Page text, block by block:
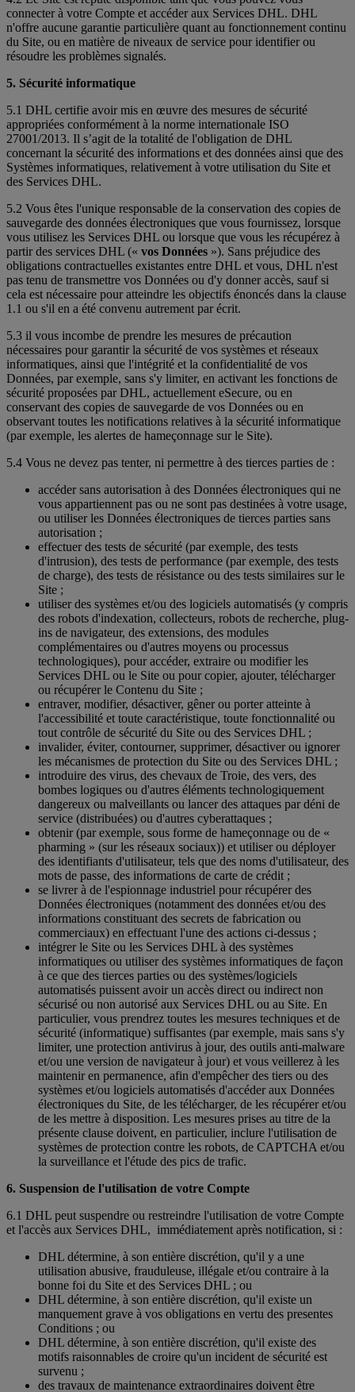
connecter à votre Compte et accéder aux Services DHL. DHL
n'offre aucune garantie particulière quant au fonctionnement continu
du Site, ou en matière de niveaux de service pour identifier ou
résoudre les problèmes signalés.
5. Sécurité informatique
5.1 DHL certifie avoir mis en œuvre des mesures de sécurité
appropriées conformément à la norme internationale ISO
27001/2013. Il s’agit de la totalité de l'obligation de DHL
concernant la sécurité des informations et des données ainsi que des
Systèmes informatiques, relativement à votre utilisation du Site et
des Services DHL.
5.2 Vous êtes l'unique responsable de la conservation des copies de
sauvegarde des données électroniques que vous fournissez, lorsque
vous utilisez les Services DHL ou lorsque que vous les récupérez à
partir des services DHL (« vos Données »). Sans préjudice des
obligations contractuelles existantes entre DHL et vous, DHL n'est
pas tenu de transmettre vos Données ou d'y donner accès, sauf si
cela est nécessaire pour atteindre les objectifs énoncés dans la clause
1.1 ou s'il en a été convenu autrement par écrit.
5.3 il vous incombe de prendre les mesures de précaution
nécessaires pour garantir la sécurité de vos systèmes et réseaux
informatiques, ainsi que l'intégrité et la confidentialité de vos
Données, par exemple, sans s'y limiter, en activant les fonctions de
sécurité proposées par DHL, actuellement eSecure, ou en
conservant des copies de sauvegarde de vos Données ou en
observant toutes les notifications relatives à la sécurité informatique
(par exemple, les alertes de hameçonnage sur le Site).
5.4 Vous ne devez pas tenter, ni permettre à des tierces parties de :
accéder sans autorisation à des Données électroniques qui ne
vous appartiennent pas ou ne sont pas destinées à votre usage,
ou utiliser les Données électroniques de tierces parties sans
autorisation ;
effectuer des tests de sécurité (par exemple, des tests
d'intrusion), des tests de performance (par exemple, des tests
de charge), des tests de résistance ou des tests similaires sur le
Site ;
utiliser des systèmes et/ou des logiciels automatisés (y compris
des robots d'indexation, collecteurs, robots de recherche, plug-
ins de navigateur, des extensions, des modules
complémentaires ou d'autres moyens ou processus
technologiques), pour accéder, extraire ou modifier les
Services DHL ou le Site ou pour copier, ajouter, télécharger
ou récupérer le Contenu du Site ;
entraver, modifier, désactiver, gêner ou porter atteinte à
l'accessibilité et toute caractéristique, toute fonctionnalité ou
tout contrôle de sécurité du Site ou des Services DHL ;
invalider, éviter, contourner, supprimer, désactiver ou ignorer
les mécanismes de protection du Site ou des Services DHL ;
introduire des virus, des chevaux de Troie, des vers, des
bombes logiques ou d'autres éléments technologiquement
dangereux ou malveillants ou lancer des attaques par déni de
service (distribuées) ou d'autres cyberattaques ;
obtenir (par exemple, sous forme de hameçonnage ou de «
pharming » (sur les réseaux sociaux)) et utiliser ou déployer
des identifiants d'utilisateur, tels que des noms d'utilisateur, des
mots de passe, des informations de carte de crédit ;
se livrer à de l'espionnage industriel pour récupérer des
Données électroniques (notamment des données et/ou des
informations constituant des secrets de fabrication ou
commerciaux) en effectuant l'une des actions ci-dessus ;
intégrer le Site ou les Services DHL à des systèmes
informatiques ou utiliser des systèmes informatiques de façon
à ce que des tierces parties ou des systèmes/logiciels
automatisés puissent avoir un accès direct ou indirect non
sécurisé ou non autorisé aux Services DHL ou au Site. En
particulier, vous prendrez toutes les mesures techniques et de
sécurité (informatique) suffisantes (par exemple, mais sans s'y
limiter, une protection antivirus à jour, des outils anti-malware
et/ou une version de navigateur à jour) et vous veillerez à les
maintenir en permanence, afin d'empêcher des tiers ou des
systèmes et/ou logiciels automatisés d'accéder aux Données
électroniques du Site, de les télécharger, de les récupérer et/ou
de les mettre à disposition. Les mesures prises au titre de la
présente clause doivent, en particulier, inclure l'utilisation de
systèmes de protection contre les robots, de CAPTCHA et/ou
la surveillance et l'étude des pics de trafic.
6. Suspension de l'utilisation de votre Compte
6.1 DHL peut suspendre ou restreindre l'utilisation de votre Compte
et l'accès aux Services DHL, immédiatement après notification, si :
DHL détermine, à son entière discrétion, qu'il y a une
utilisation abusive, frauduleuse, illégale et/ou contraire à la
bonne foi du Site et des Services DHL ; ou
DHL détermine, à son entière discrétion, qu'il existe un
manquement grave à vos obligations en vertu des presentes
Conditions ; ou
DHL détermine, à son entière discrétion, qu'il existe des
motifs raisonnables de croire qu'un incident de sécurité est
survenu ;
des travaux de maintenance extraordinaires doivent être